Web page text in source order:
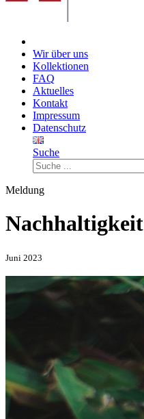
Wir über uns
Kollektionen
FAQ
Aktuelles
Kontakt
Impressum
Datenschutz
Suche
Meldung
Nachhaltigkeit
Juni 2023